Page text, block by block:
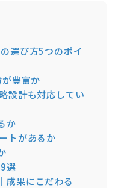
選び方5つのポイ
豊富か
設計も対応してい
か
トがあるか
選
成果にこだわる